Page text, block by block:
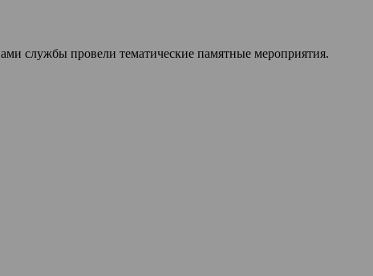
службы провели тематические памятные мероприятия.